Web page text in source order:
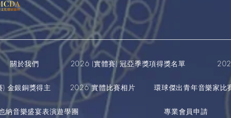
關於我們 2026 (實體賽) 冠亞季獎項得獎名單
金銀銅獎得主 2026 實體比賽相片 環球傑出青年音樂家比
納音樂盛宴表演遊學團 專業會員申請